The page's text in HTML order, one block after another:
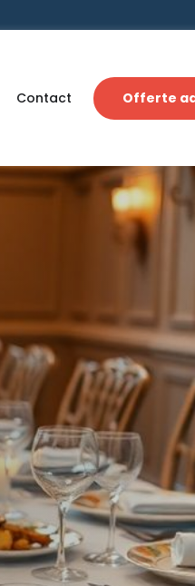
Contact Offerte